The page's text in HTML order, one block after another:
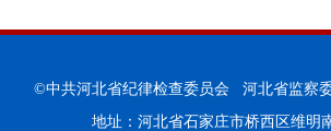
©中共河北省纪律检查委员会 河北省监
地址：河北省石家庄市桥西区维明